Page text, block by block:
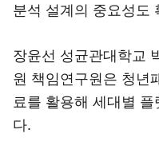
분석 설계의 중요성도
장윤선 성균관대학교
원 책임연구원은 청년
료를 활용해 세대별
다.